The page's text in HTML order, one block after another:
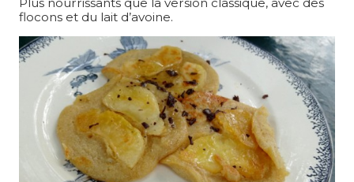
flocons et du lait d’avoine.